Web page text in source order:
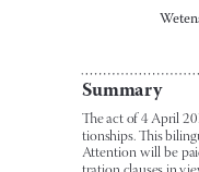

The act of
tionships.
Attention
tration
the